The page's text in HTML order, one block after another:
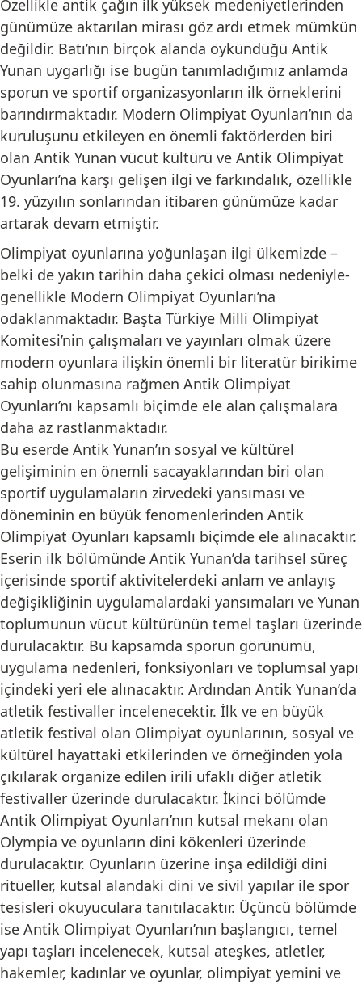
Özellikle antik çağın ilk yüksek medeniyetlerinden
günümüze aktarılan mirası göz ardı etmek mümkün
değildir. Batı’nın birçok alanda öykündüğü Antik
Yunan uygarlığı ise bugün tanımladığımız anlamda
sporun ve sportif organizasyonların ilk örneklerini
barındırmaktadır. Modern Olimpiyat Oyunları’nın da
kuruluşunu etkileyen en önemli faktörlerden biri
olan Antik Yunan vücut kültürü ve Antik Olimpiyat
Oyunları’na karşı gelişen ilgi ve farkındalık, özellikle
19. yüzyılın sonlarından itibaren günümüze kadar
artarak devam etmiştir.
Olimpiyat oyunlarına yoğunlaşan ilgi ülkemizde –
belki de yakın tarihin daha çekici olması nedeniyle-
genellikle Modern Olimpiyat Oyunları’na
odaklanmaktadır. Başta Türkiye Milli Olimpiyat
Komitesi’nin çalışmaları ve yayınları olmak üzere
modern oyunlara ilişkin önemli bir literatür birikime
sahip olunmasına rağmen Antik Olimpiyat
Oyunları’nı kapsamlı biçimde ele alan çalışmalara
daha az rastlanmaktadır.
Bu eserde Antik Yunan’ın sosyal ve kültürel
gelişiminin en önemli sacayaklarından biri olan
sportif uygulamaların zirvedeki yansıması ve
döneminin en büyük fenomenlerinden Antik
Olimpiyat Oyunları kapsamlı biçimde ele alınacaktır.
Eserin ilk bölümünde Antik Yunan’da tarihsel süreç
içerisinde sportif aktivitelerdeki anlam ve anlayış
değişikliğinin uygulamalardaki yansımaları ve Yunan
toplumunun vücut kültürünün temel taşları üzerinde
durulacaktır. Bu kapsamda sporun görünümü,
uygulama nedenleri, fonksiyonları ve toplumsal yapı
içindeki yeri ele alınacaktır. Ardından Antik Yunan’da
atletik festivaller incelenecektir. İlk ve en büyük
atletik festival olan Olimpiyat oyunlarının, sosyal ve
kültürel hayattaki etkilerinden ve örneğinden yola
çıkılarak organize edilen irili ufaklı diğer atletik
festivaller üzerinde durulacaktır. İkinci bölümde
Antik Olimpiyat Oyunları’nın kutsal mekanı olan
Olympia ve oyunların dini kökenleri üzerinde
durulacaktır. Oyunların üzerine inşa edildiği dini
ritüeller, kutsal alandaki dini ve sivil yapılar ile spor
tesisleri okuyuculara tanıtılacaktır. Üçüncü bölümde
ise Antik Olimpiyat Oyunları’nın başlangıcı, temel
yapı taşları incelenecek, kutsal ateşkes, atletler,
hakemler, kadınlar ve oyunlar, olimpiyat yemini ve